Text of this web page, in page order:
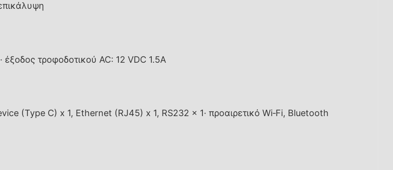
τροφοδοτικού AC: 12 VDC 1.5A
(Type C) x 1, Ethernet (RJ45) x 1, RS232 x 1· προαιρετικό Wi‑Fi, Bluetooth